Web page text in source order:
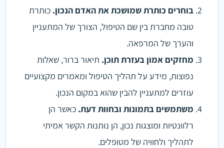
בוחרים כותרת שמושכת את האדם הנכון. כותרת
טובה מחברת בין שם הטיפול, הצורך של המתעניין
והערך של המרפאה.
מחזקים אמון בעזרת תוכן. תיאור ברור, שאלות
נפוצות, מידע על תהליך הטיפול ומאמרים מקצועיים
עוזרים למתעניין להבין שהוא במקום הנכון.
משתמשים בתמונות ובחוות דעת. כאשר הן
רלוונטיות ומוצגות נכון, הן נותנות הקשר אמיתי
לתהליך ולחוויה של מטופלים.